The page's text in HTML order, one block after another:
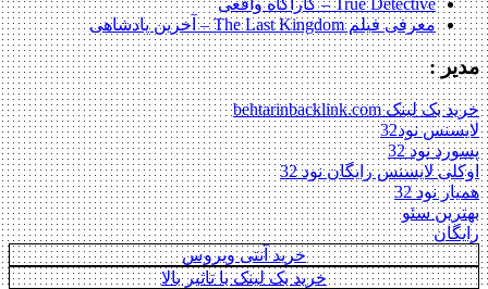
معرفی فیلم The Last Kingdom – آخرین پادشاهی
مدیر :
خرید بک لینک behtarinbacklink.com
لایسنس نود32
پسورد نود 32
اوکلی لایسنس رایگان نود 32
همیار نود 32
بهترین سئو
رایگان
خرید آنتی ویروس
خرید بک لینک با تاثیر بالا